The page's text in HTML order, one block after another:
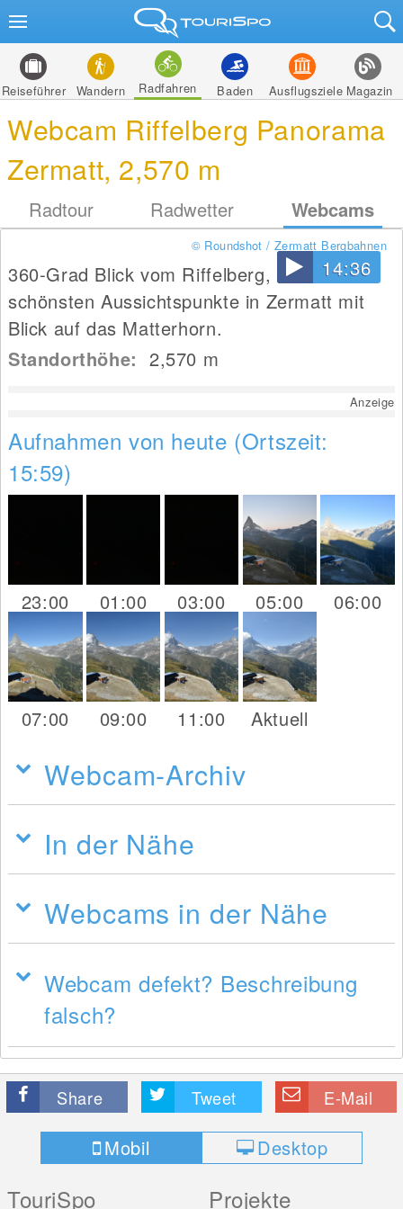
Reiseführer Wandern Radfahren Baden Ausflugsziele Magazin
Webcam Riffelberg Panorama
Zermatt, 2,570 m
Radtour Radwetter Webcams
14:36
© Roundshot / Zermatt Bergbahnen
360-Grad Blick vom Riffelberg, einem der
schönsten Aussichtspunkte in Zermatt mit
Blick auf das Matterhorn.
Standorthöhe:2,570 m
Anzeige
Aufnahmen von heute (Ortszeit:
15:59)
23:00 01:00 03:00 05:00 06:00
07:00 09:00 11:00 Aktuell
Webcam-Archiv
In der Nähe
Webcams in der Nähe
Webcam defekt? Beschreibung
falsch?
Share Tweet E-Mail
Mobil Desktop
TouriSpo Projekte